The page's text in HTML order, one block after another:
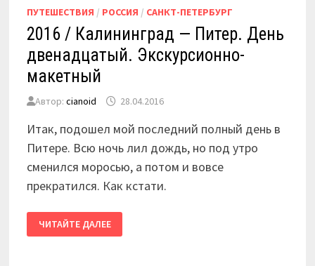
ПУТЕШЕСТВИЯ / РОССИЯ / САНКТ-ПЕТЕРБУРГ
2016 / Калининград — Питер. День
двенадцатый. Экскурсионно-
макетный
Автор: cianoid 28.04.2016
Итак, подошел мой последний полный день в
Питере. Всю ночь лил дождь, но под утро
сменился моросью, а потом и вовсе
прекратился. Как кстати.
2016
/
КАЛИНИНГРАД
ЧИТАЙТЕ ДАЛЕЕ